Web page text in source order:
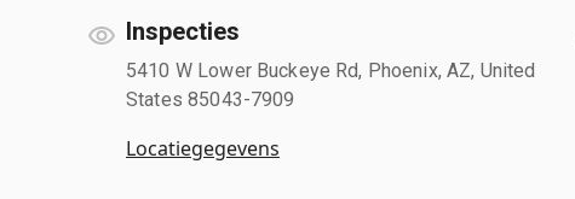
Inspecties
5410 W Lower Buckeye Rd, Phoenix, AZ, United
States 85043-7909
Locatiegegevens